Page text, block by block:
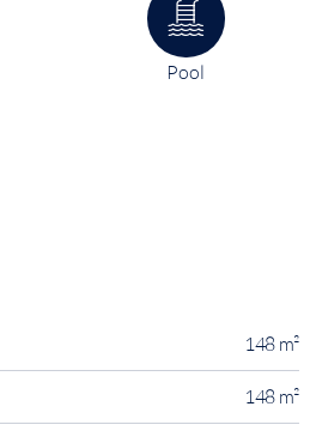
Pool
148 m²
148 m²